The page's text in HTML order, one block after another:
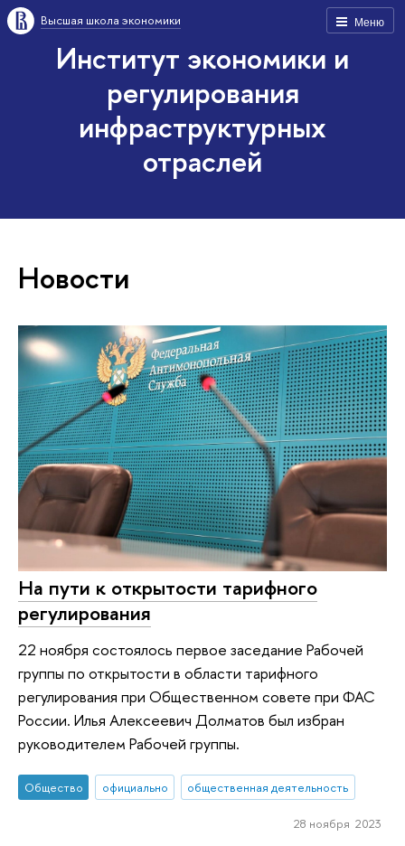
Меню
Высшая школа экономики
Институт экономики и
регулирования
инфраструктурных
отраслей
Новости
На пути к открытости тарифного
регулирования
22 ноября состоялось первое заседание Рабочей
группы по открытости в области тарифного
регулирования при Общественном совете при ФАС
России. Илья Алексеевич Долматов был избран
руководителем Рабочей группы.
Общество официально общественная деятельность
28 ноября 2023